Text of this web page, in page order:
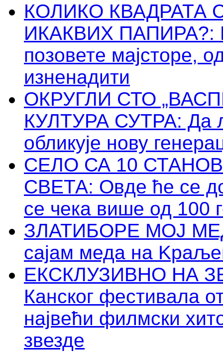
КОЛИКО КВАДРАТА
ИКАКВИХ ПАПИРА?:
позовете мајсторе,
изненадити
ОКРУГЛИ СТО
КУЛТУРА СУТРА: Да
обликује нову
СЕЛО СА 10
СВЕТА: Овде ће се
се чека више од 100
ЗЛАТИБОРЕ МОЈ
сајам меда на
ЕКСКЛУЗИВНО НА
Канског фестивала
највећи филмски
звезде